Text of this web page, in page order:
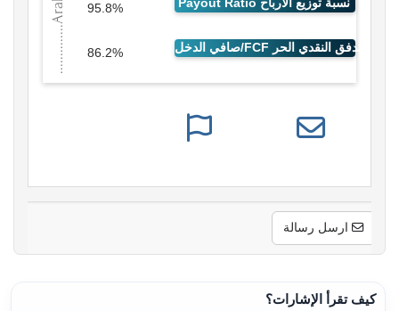
95.8%
86.2%
ارسل رسالة
كيف تقرأ الإشارات؟